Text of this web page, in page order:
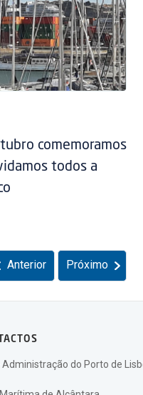
comemoramos
todos a
Anterior Próximo
Administração do Porto de